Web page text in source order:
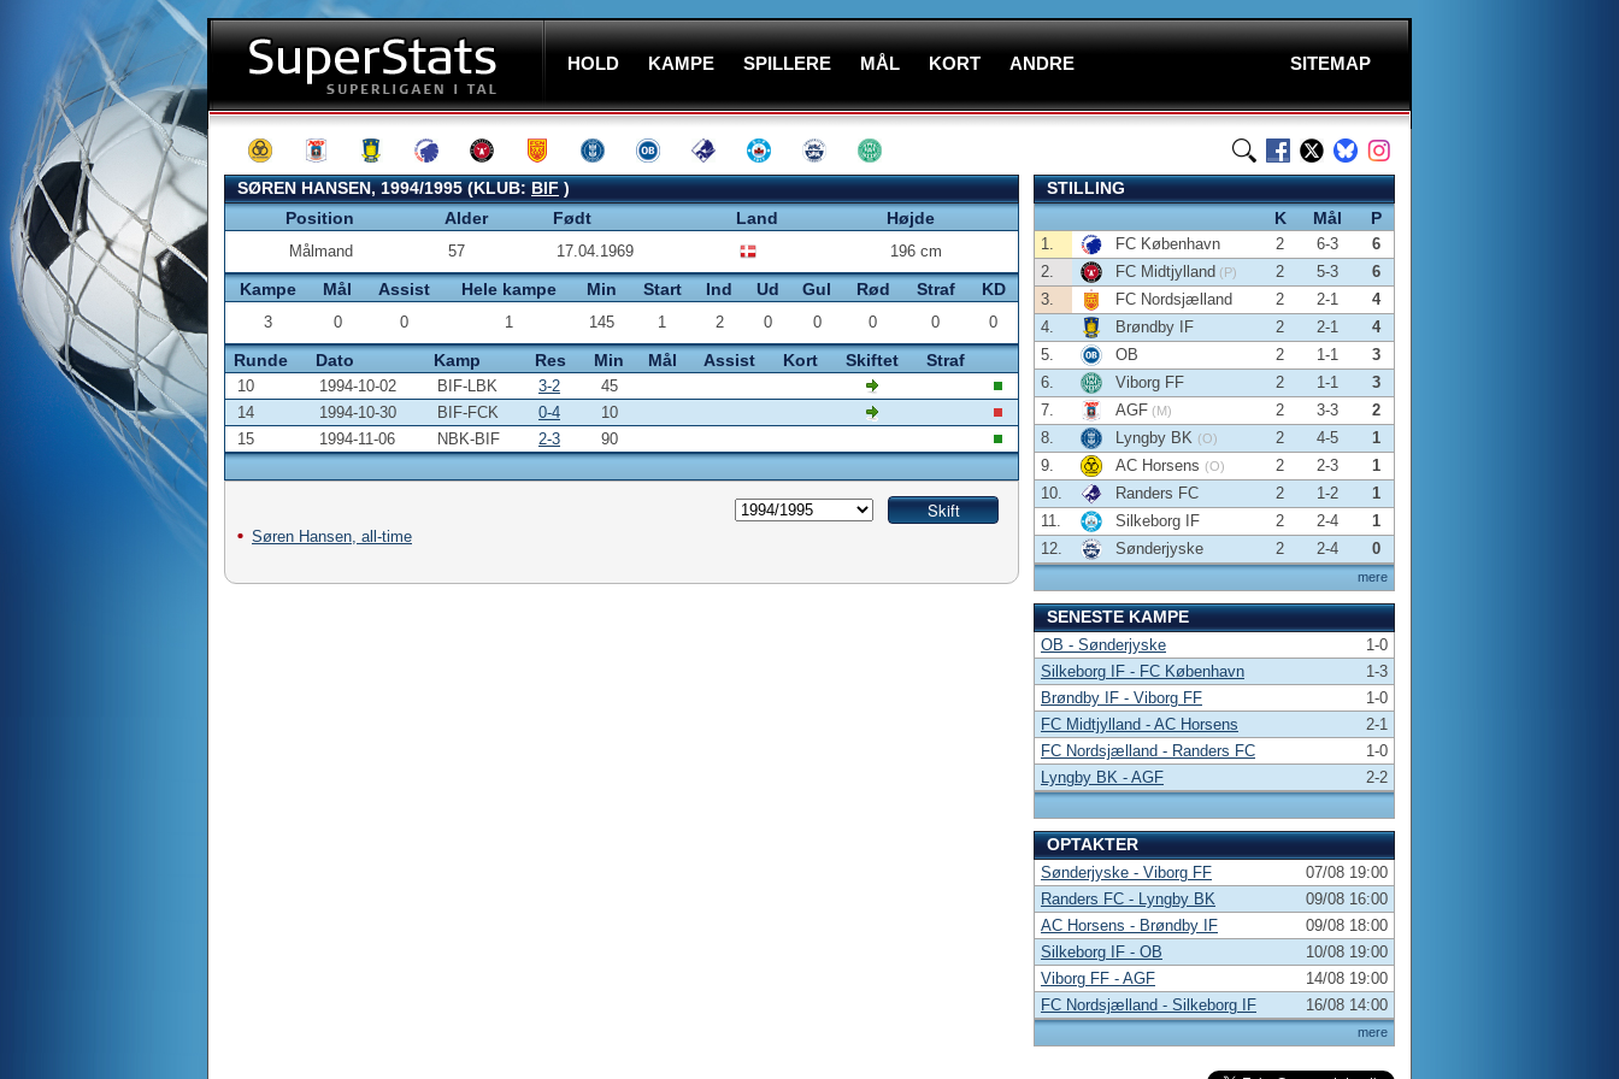
HOLD KAMPE SPILLERE MÅL KORT ANDRE SITEMAP
SØREN HANSEN, 1994/1995 (KLUB:BIF)
Position
Alder Født Land Højde
Målmand 57 17.04.1969 196 cm
Kampe Mål Assist Hele kampe Min Start Ind Ud Gul Rød Straf KD
3 0 0 1 145 1 2 0 0 0 0 0
Runde Dato Kamp Res Min Mål Assist Kort Skiftet Straf
10 1994-10-02 BIF-LBK 3-2
45
14
1994-10-30 BIF-FCK 0-4
10
15
1994-11-06 NBK-BIF 2-3 90
Søren Hansen, all-time
STILLING
K
Mål P
mere
1. FC København 2 6-3
6
2.
FC Midtjylland (P) 2 5-3
6
3.
FC Nordsjælland 2 2-1
4
4.
Brøndby IF 2 2-1
4
5.
OB 2 1-1
3
6.
Viborg FF 2 1-1
3
7.
AGF (M) 2 3-3
2
8.
Lyngby BK (O) 2 4-5
1
9.
AC Horsens (O) 2 2-3
1
10.
Randers FC 2 1-2
1
11.
Silkeborg IF 2 2-4
1
12.
Sønderjyske 2 2-4 0
SENESTE KAMPE
OB - Sønderjyske
1-0
Silkeborg IF - FC København
1-3
Brøndby IF - Viborg FF
1-0
FC Midtjylland - AC Horsens
2-1
FC Nordsjælland - Randers FC
1-0
Lyngby BK - AGF
2-2
OPTAKTER
mere
Sønderjyske - Viborg FF
07/08 19:00
Randers FC - Lyngby BK
09/08 16:00
AC Horsens - Brøndby IF
09/08 18:00
Silkeborg IF - OB
10/08 19:00
Viborg FF - AGF
14/08 19:00
FC Nordsjælland - Silkeborg IF
16/08 14:00